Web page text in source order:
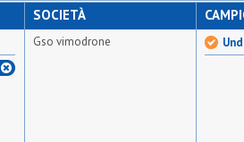
SOCIETÀ
Gso vimodrone